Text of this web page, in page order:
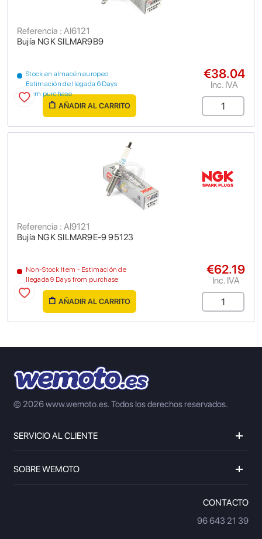
Bujía NGK SILMAR9B9
Referencia : AI6121
Stock en almacén europeo
Estimación de llegada 6 Days
from purchase
€38.04
Inc. IVA
AÑADIR AL CARRITO
Bujía NGK SILMAR9E-9 95123
Referencia : AI9121
Non-Stock Item - Estimación de
llegada 9 Days from purchase
€62.19
Inc. IVA
AÑADIR AL CARRITO
© 2026 www.wemoto.es.Todos los derechos reservados.
SERVICIO AL CLIENTE
SOBRE WEMOTO
CONTACTO
96 643 21 39